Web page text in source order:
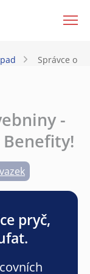
Správce
-
pryč,